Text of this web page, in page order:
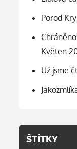
Porod
Květen
Už jsme
ŠTÍTKY